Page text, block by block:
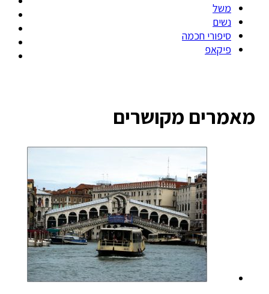
משל
נשים
סיפורי חכמה
פיקאפ
מאמרים מקושרים